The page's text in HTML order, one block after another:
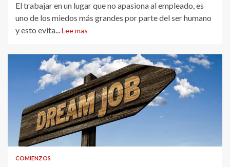
El trabajar en un lugar que no apasiona al empleado, es
uno de los miedos más grandes por parte del ser humano
y esto evita...Lee mas
COMIENZOS